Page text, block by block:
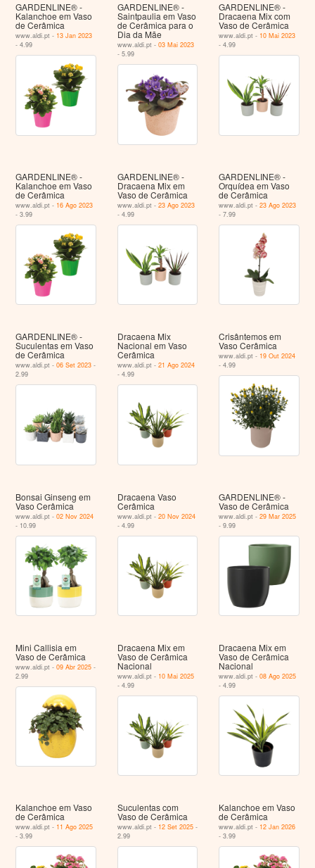
GARDENLINE® -
Kalanchoe em Vaso
de Cerâmica
www.aldi.pt - 13 Jan 2023
- 4.99
GARDENLINE® -
Saintpaulia em Vaso
de Cerâmica para o
Dia da Mãe
www.aldi.pt - 03 Mai 2023
- 5.99
GARDENLINE® -
Dracaena Mix com
Vaso de Cerâmica
www.aldi.pt - 10 Mai 2023
- 4.99
GARDENLINE® -
Kalanchoe em Vaso
de Cerâmica
www.aldi.pt - 16 Ago 2023
- 3.99
GARDENLINE® -
Dracaena Mix em
Vaso de Cerâmica
www.aldi.pt - 23 Ago 2023
- 4.99
GARDENLINE® -
Orquídea em Vaso
de Cerâmica
www.aldi.pt -23 Ago 2023
- 7.99
GARDENLINE® -
Suculentas em Vaso
de Cerâmica
www.aldi.pt -06 Set 2023 -
2.99
Dracaena Mix
Nacional em Vaso
Cerâmica
www.aldi.pt - 21 Ago 2024
- 4.99
Crisântemos em
Vaso Cerâmica
www.aldi.pt - 19 Out 2024
- 4.99
Bonsai Ginseng em
Vaso Cerâmica
www.aldi.pt -02 Nov 2024
- 10.99
Dracaena Vaso
Cerâmica
www.aldi.pt - 20 Nov 2024
- 4.99
GARDENLINE® -
Vaso de Cerâmica
www.aldi.pt -29 Mar 2025
- 9.99
Mini Callisia em
Vaso de Cerâmica
www.aldi.pt -09 Abr 2025 -
2.99
Dracaena Mix em
Vaso de Cerâmica
Nacional
www.aldi.pt - 10 Mai 2025
- 4.99
Dracaena Mix em
Vaso de Cerâmica
Nacional
www.aldi.pt -08 Ago 2025
- 4.99
Kalanchoe em Vaso
de Cerâmica
www.aldi.pt - 11 Ago 2025
- 3.99
Suculentas com
Vaso de Cerâmica
www.aldi.pt - 12 Set 2025-
2.99
Kalanchoe em Vaso
de Cerâmica
www.aldi.pt - 12 Jan 2026
- 3.99